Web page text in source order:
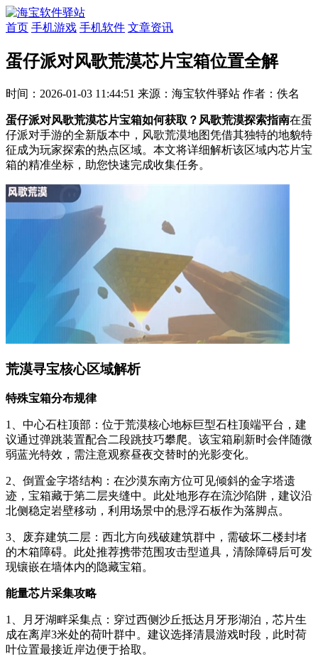
首页 手机游戏 手机软件 文章资讯
蛋仔派对风歌荒漠芯片宝箱位置全解
时间：2026-01-03 11:44:51 来源：海宝软件驿站 作者：佚名
蛋仔派对风歌荒漠芯片宝箱如何获取？风歌荒漠探索指南在蛋
仔派对手游的全新版本中，风歌荒漠地图凭借其独特的地貌特
征成为玩家探索的热点区域。本文将详细解析该区域内芯片宝
箱的精准坐标，助您快速完成收集任务。
荒漠寻宝核心区域解析
特殊宝箱分布规律
1、中心石柱顶部：位于荒漠核心地标巨型石柱顶端平台，建
议通过弹跳装置配合二段跳技巧攀爬。该宝箱刷新时会伴随微
弱蓝光特效，需注意观察昼夜交替时的光影变化。
2、倒置金字塔结构：在沙漠东南方位可见倾斜的金字塔遗
迹，宝箱藏于第二层夹缝中。此处地形存在流沙陷阱，建议沿
北侧稳定岩壁移动，利用场景中的悬浮石板作为落脚点。
3、废弃建筑二层：西北方向残破建筑群中，需破坏二楼封堵
的木箱障碍。此处推荐携带范围攻击型道具，清除障碍后可发
现镶嵌在墙体内的隐藏宝箱。
能量芯片采集攻略
1、月牙湖畔采集点：穿过西侧沙丘抵达月牙形湖泊，芯片生
成在离岸3米处的荷叶群中。建议选择清晨游戏时段，此时荷
叶位置最接近岸边便于拾取。